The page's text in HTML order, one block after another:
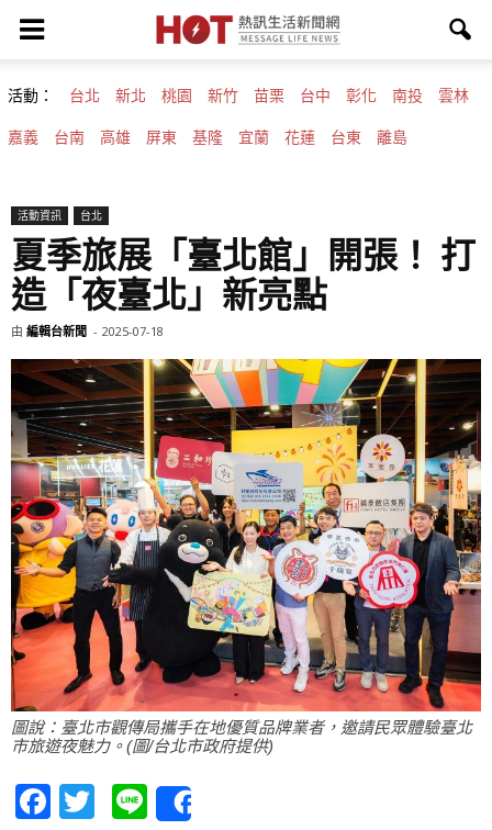
活動： 台北 新北 桃園 新竹 苗栗 台中 彰化 南投 雲林
嘉義 台南 高雄 屏東 基隆 宜蘭 花蓮 台東 離島
活動資訊 台北
夏季旅展「臺北館」開張！ 打
造「夜臺北」新亮點
由 編輯台新聞 - 2025-07-18
圖說：臺北市觀傳局攜手在地優質品牌業者，邀請民眾體驗臺北
市旅遊夜魅力。(圖/台北市政府提供)
Facebook
Twitter
Line